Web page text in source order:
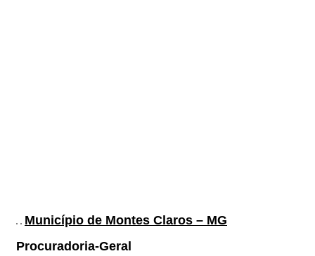
Município de Montes Claros – MG
Procuradoria-Geral